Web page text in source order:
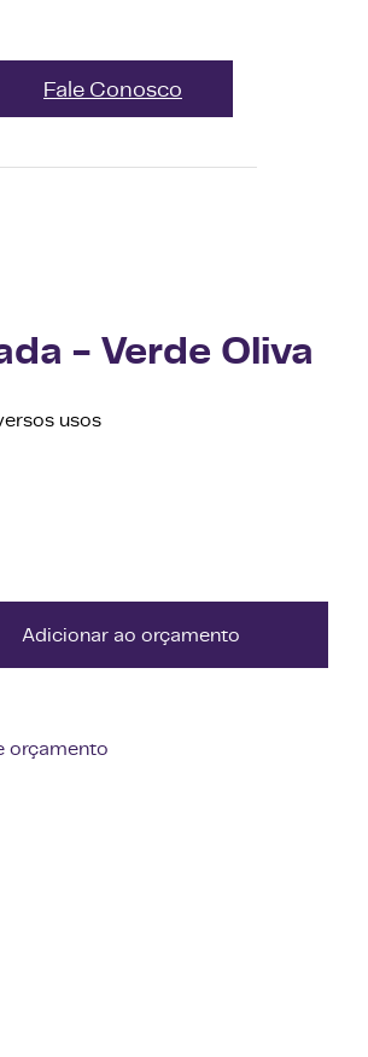
Fale Conosco
- Verde Oliva
usos
Adicionar ao orçamento
orçamento